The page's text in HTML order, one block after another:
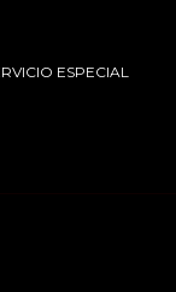
ESPECIAL